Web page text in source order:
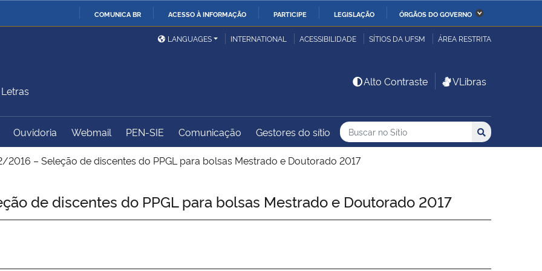
COMUNICA BR ACESSO À INFORMAÇÃO PARTICIPE LEGISLAÇÃO ÓRGÃOS DO GOVERNO
Ministério da Defesa
Ministério das Relações
Exteriores
Ministério da Economia Ministério da Infraestrutura
Ministério da Ciência,
Tecnologia, Inovações e
Ministério do
Desenvolvimento Regional
Controladoria-Geral da
União
Ministério da Mulher, da
Família e dos Direitos
Advocacia-Geral da União Banco Central do Brasil Planalto
LANGUAGES INTERNATIONAL ACESSIBILIDADE SÍTIOS DA UFSM ÁREA RESTRITA
Alto Contraste VLibras
Ouvidoria Webmail PEN-SIE Comunicação Gestores do sítio Busca
Buscar no no Sítio
Busca: Buscar
2016 – Seleção de discentes do PPGL para bolsas Mestrado e Doutorado 2017
de discentes do PPGL para bolsas Mestrado e Doutorado 2017